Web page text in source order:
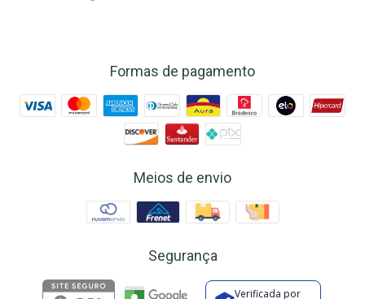
Formas de pagamento
Meios de envio
Segurança
Verificada por